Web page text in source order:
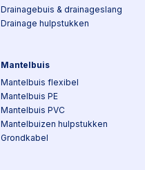
Drainagebuis & drainageslang
Drainage hulpstukken
Mantelbuis
Mantelbuis flexibel
Mantelbuis PE
Mantelbuis PVC
Mantelbuizen hulpstukken
Grondkabel